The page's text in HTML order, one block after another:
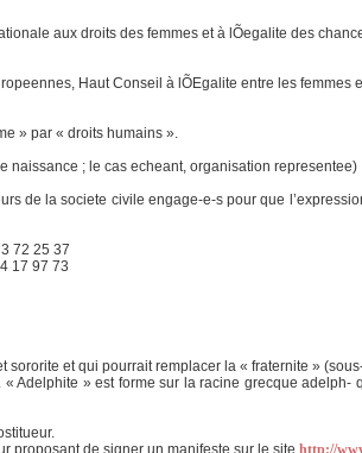
aux droits des femmes et à lÕegalite des
Haut Conseil à lÕEgalite entre les femmes
» par « droits humains ».
naissance ; le cas echeant, organisation representee)
de la societe civile engage-e-s pour que
72 25 37
17 97 73
et qui pourrait remplacer la « fraternite »
Adelphite » est forme sur la racine grecque